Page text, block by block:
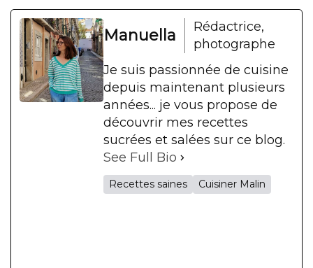
Manuella
Rédactrice,
photographe
Je suis passionnée de cuisine
depuis maintenant plusieurs
années... je vous propose de
découvrir mes recettes
sucrées et salées sur ce blog.
See Full Bio
Recettes saines Cuisiner Malin